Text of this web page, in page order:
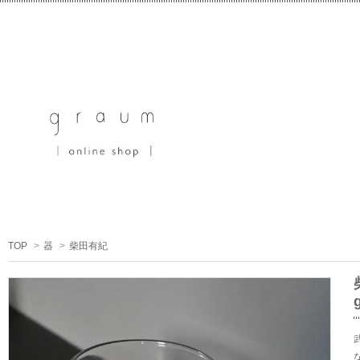
TOP > 器 > 柴田有紀